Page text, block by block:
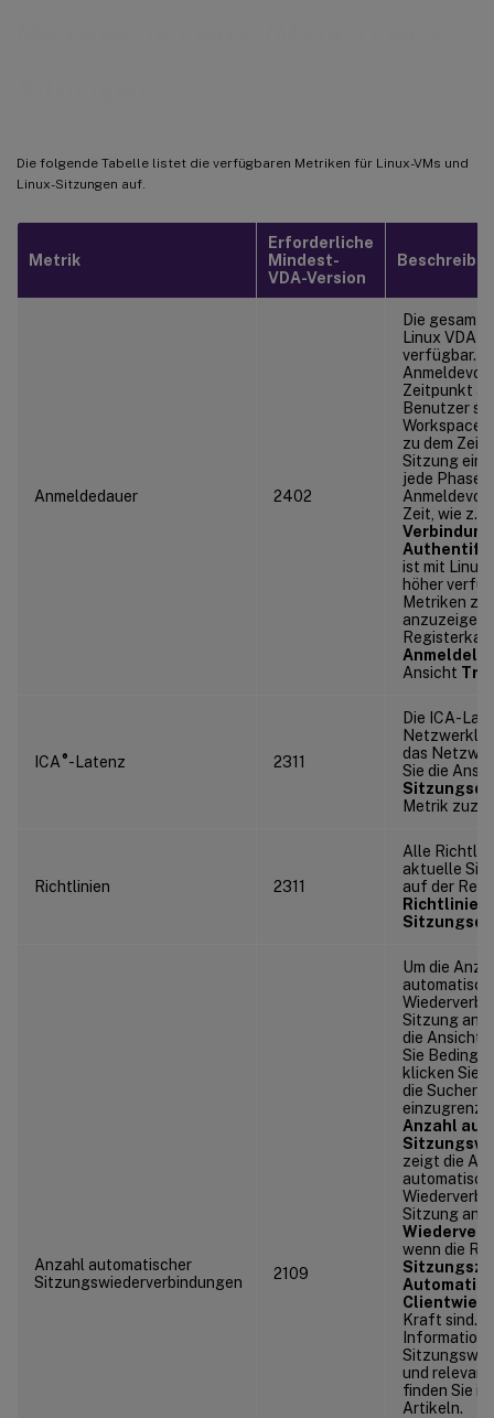
Die folgende Tabelle listet die verfügbaren Metriken für Linux-VMs und
Linux-Sitzungen auf.
Metrik
Erforderliche
Mindest-
VDA-Version
Anmeldedauer 2402
Die
Linux VDA
verfügbar.
Zeitpunkt
Benutzer
Workspace
zu dem
Sitzung
jede Phase
Zeit, wie z.
Verbindung
ist mit Linux
höher
Metriken
anzuzeigen,
Ansicht
ICA®-Latenz 2311
Die ICA-
das
Sie die
Metrik
Richtlinien 2311
Alle
aktuelle
auf der
Richtlinien
Anzahl automatischer
Sitzungswiederverbindungen
2109
Um die
Sitzung
die Ansicht
Sie
klicken Sie
die
Anzahl
zeigt die
Sitzung an.
wenn die
Kraft sind.
und
finden Sie
Artikeln.